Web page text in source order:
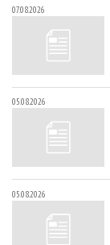
07.08.2026
05.08.2026
05.08.2026